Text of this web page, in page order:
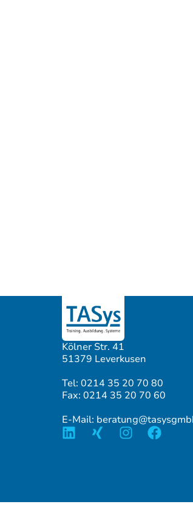
Kölner Str. 41
51379 Leverkusen
Tel: 0214 35 20 70 80
Fax: 0214 35 20 70 60
E-Mail: